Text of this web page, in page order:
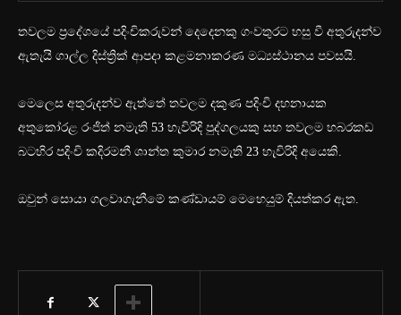
තවලම ප්‍රදේශයේ පදිංචිකරුවන් දෙදෙනකු ගංවතුරට හසු වී අතුරුදන්ව
ඇතැයි ගාල්ල දිස්ත්‍රික් ආපදා කළමනාකරණ මධ්‍යස්ථානය පවසයි.
මෙලෙස අතුරුදන්ව ඇත්තේ තවලම දකුණ පදිංචි දහනායක
අතුකෝරළ රංජිත් නමැති 53 හැවිරිදි පුද්ගලයකු සහ තවලම හබරකඩ
බටහිර පදිංචි කදිරමනී ශාන්ත කුමාර නමැති 23 හැවිරිදි අයෙකි.
ඔවුන් සොයා ගලවාගැනීමේ කණ්ඩායම් මෙහෙයුම් දියත්කර ඇත.